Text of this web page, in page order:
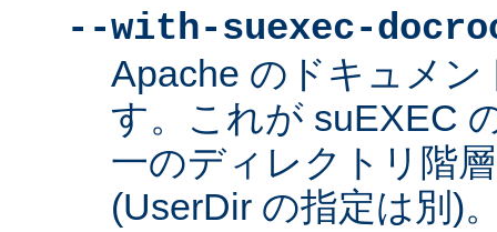
--with-suexec-
Apache のドキュメ
す。これが suEXEC
一のディレクトリ階
(UserDir の指定は別)